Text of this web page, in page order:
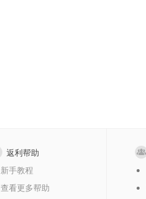
返利帮助
新手教程
查看更多帮助